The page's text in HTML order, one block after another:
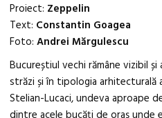
Proiect: Zeppelin
Text: Constantin Goagea
Foto:Andrei Mărgulescu
Bucureștiul vechi rămâne vizibil
străzi și în tipologia arhitecturală
Stelian-Lucaci, undeva aproape